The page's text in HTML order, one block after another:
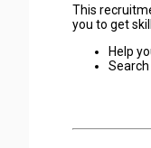
This
you to get
Help